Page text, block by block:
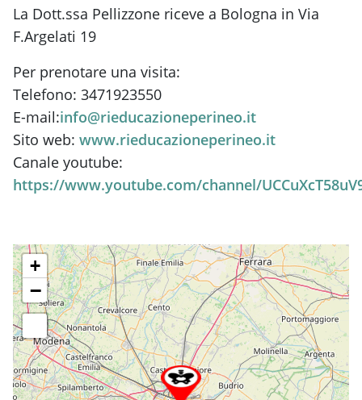
La Dott.ssa Pellizzone riceve a Bologna in Via
F.Argelati 19
Per prenotare una visita:
Telefono: 3471923550
E-mail:info@rieducazioneperineo.it
Sito web: www.rieducazioneperineo.it
Canale youtube:
https://www.youtube.com/channel/
+
−